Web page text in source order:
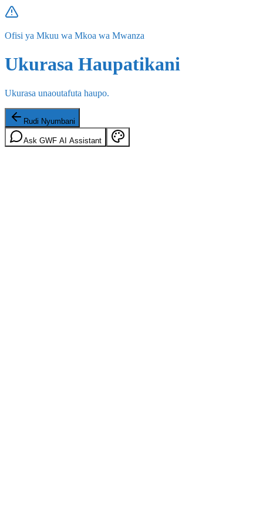
Ofisi ya Mkuu wa Mkoa wa Mwanza
Ukurasa Haupatikani
Ukurasa unaoutafuta haupo.
Rudi Nyumbani
Ask GWF AI Assistant